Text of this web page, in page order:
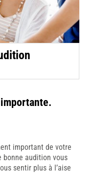
important de votre
bonne audition vous
sentir plus à l’aise